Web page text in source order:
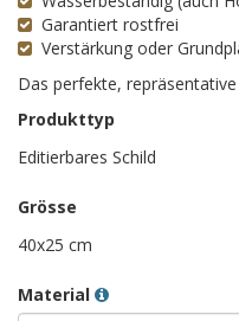
Garantiert rostfrei
Verstärkung oder
Das perfekte,
Produkttyp
Editierbares Schild
Grösse
40x25 cm
Material